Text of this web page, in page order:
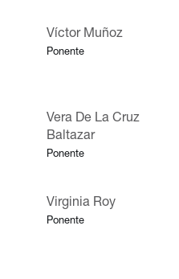
Víctor Muñoz
Ponente
Vera De La Cruz
Baltazar
Ponente
Virginia Roy
Ponente